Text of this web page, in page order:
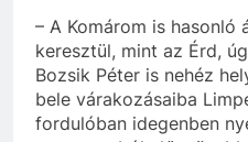
– A Komárom is hasonló
keresztül, mint az Érd,
Bozsik Péter is nehéz
bele várakozásaiba
fordulóban idegenben